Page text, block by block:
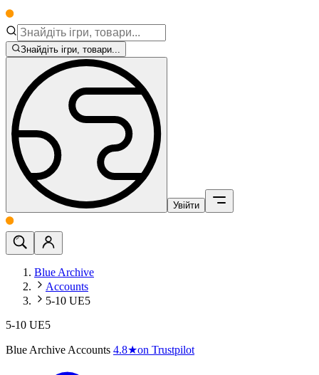
Знайдіть ігри, товари...
Увійти
Blue Archive
Accounts
5-10 UE5
5-10 UE5
Blue Archive Accounts 4.8★on Trustpilot